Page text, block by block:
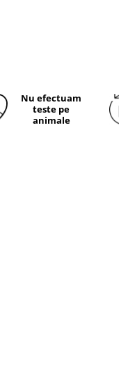
Nu efectuam
teste pe
animale